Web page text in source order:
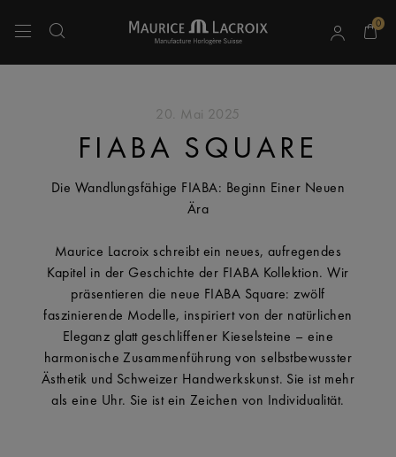
0
20. Mai 2025
FIABA SQUARE
Die Wandlungsfähige FIABA: Beginn Einer Neuen
Ära
Maurice Lacroix schreibt ein neues, aufregendes
Kapitel in der Geschichte der FIABA Kollektion. Wir
präsentieren die neue FIABA Square: zwölf
faszinierende Modelle, inspiriert von der natürlichen
Eleganz glatt geschliffener Kieselsteine – eine
harmonische Zusammenführung von selbstbewusster
Ästhetik und Schweizer Handwerkskunst. Sie ist mehr
als eine Uhr. Sie ist ein Zeichen von Individualität.